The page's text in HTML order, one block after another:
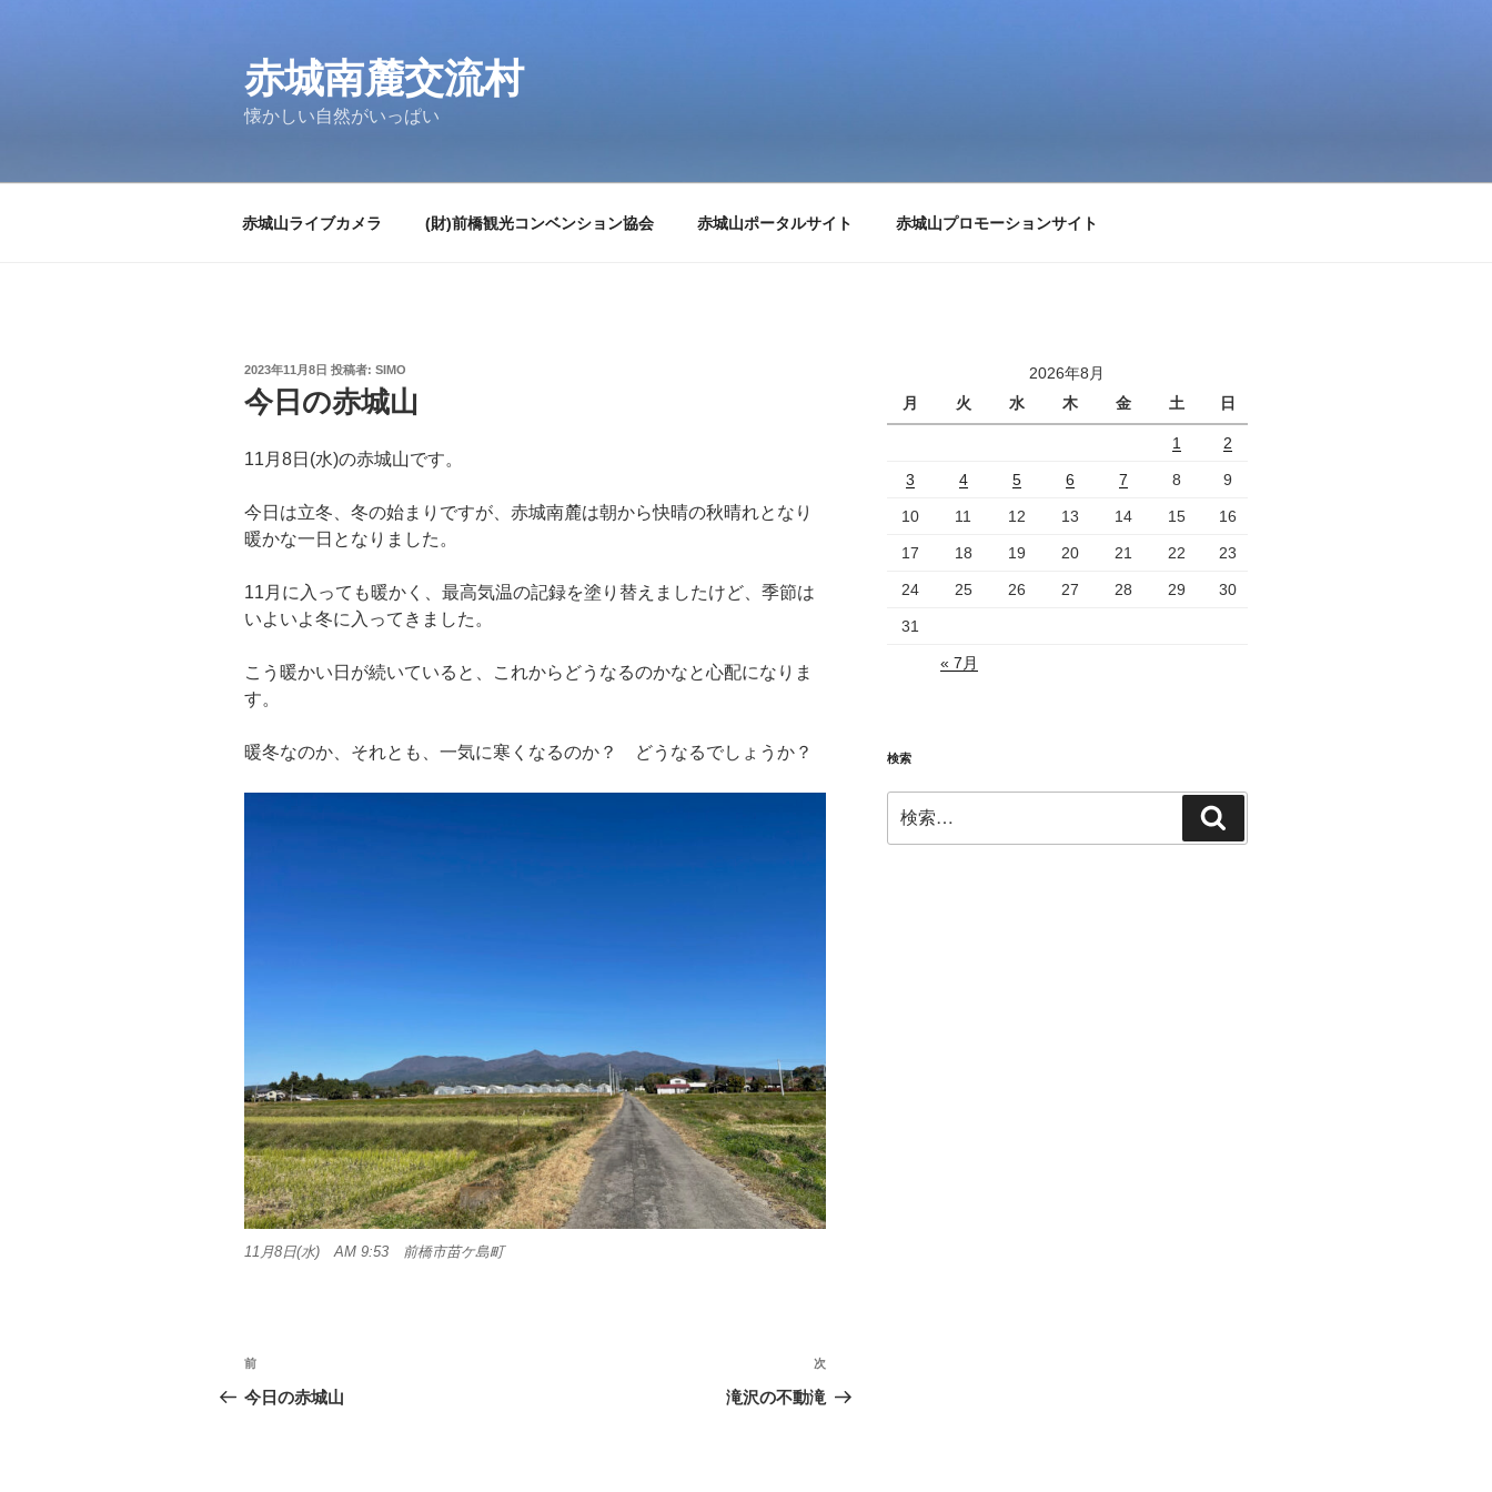
赤城南麓交流村
懐かしい自然がいっぱい
赤城山ライブカメラ (財)前橋観光コンベンション協会 赤城山ポータルサイト 赤城山プロモーションサイト
投
日:
2023年11月8日 投稿者: SIMO
今日の赤城山
11月8日(水)の赤城山です。
今日は立冬、冬の始まりですが、赤城南麓は朝から快晴の秋晴れとなり
暖かな一日となりました。
11月に入っても暖かく、最高気温の記録を塗り替えましたけど、季節は
いよいよ冬に入ってきました。
こう暖かい日が続いていると、これからどうなるのかなと心配になりま
す。
暖冬なのか、それとも、一気に寒くなるのか？ どうなるでしょうか？
11月8日(水) AM 9:53 前橋市苗ケ島町
投
稿
前
の
前
今日の赤城山
次
の
次
滝沢の不動滝
2026年8月
月
火 水 木 金 土 日
1 2
3 4 5 6 7 8 9
10 11 12 13 14 15 16
17 18 19 20 21 22 23
24 25 26 27 28 29 30
31
« 7月
検索
索:
索